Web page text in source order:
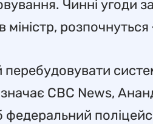
Чинні угоди
перебудовувати
CBC News,